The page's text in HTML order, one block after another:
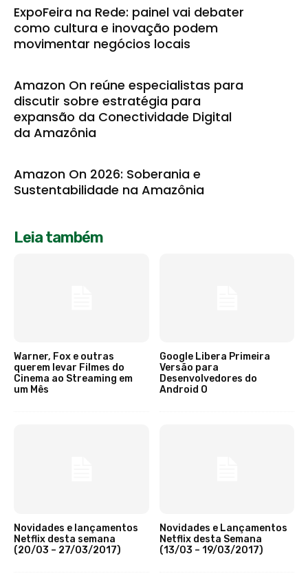
ExpoFeira na Rede: painel vai debater
como cultura e inovação podem
movimentar negócios locais
Amazon On reúne especialistas para
discutir sobre estratégia para
expansão da Conectividade Digital
da Amazônia
Amazon On 2026: Soberania e
Sustentabilidade na Amazônia
Leia também
Warner, Fox e outras
querem levar Filmes do
Cinema ao Streaming em
um Mês
Google Libera Primeira
Versão para
Desenvolvedores do
Android O
Novidades e lançamentos
Netflix desta semana
(20/03 – 27/03/2017)
Novidades e Lançamentos
Netflix desta Semana
(13/03 – 19/03/2017)